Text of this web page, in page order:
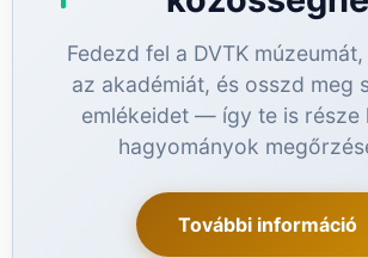
Fedezd fel a DVTK
az akadémiát, és osszd meg
emlékeidet — így te is része
hagyományok
További információ